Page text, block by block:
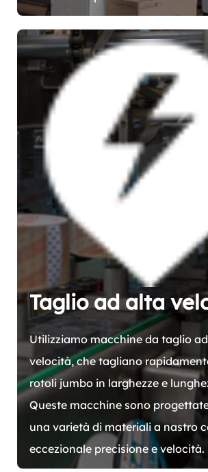
Taglio ad alta
Utilizziamo macchine da taglio
velocità, che tagliano
rotoli jumbo in larghezze e
Queste macchine sono
una varietà di materiali a nastro
eccezionale precisione e velocità.